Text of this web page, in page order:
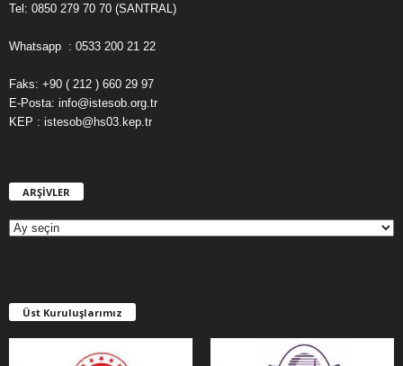
Tel: 0850 279 70 70 (SANTRAL)
Whatsapp : 0533 200 21 22
Faks: +90 ( 212 ) 660 29 97
E-Posta: info@istesob.org.tr
KEP : istesob@hs03.kep.tr
ARŞİVLER
E
R
Üst Kuruluşlarımız